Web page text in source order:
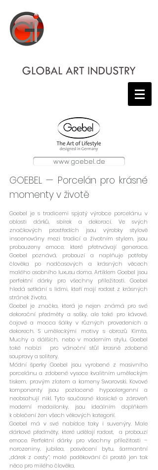
www.goebel.de
GOEBEL — Porcelán pro krásné
momenty v životě
Goebel je s tradicemi spjatý výrobce porcelánu v
oblasti dárků, sbírek a dekorací. Ve svých
značkových prostředích jsou výrobky stylově
inscenovány mezi tradicí a životním stylem, jsou
probouzeny emoce, které přetrvávají generace.
Goebel poznává, probouzí a naplňuje potřeby
člověka po nadčasových a krásných věcech
malého osobního luxusu doma. Artiklem Goebel jsou
perfektní dárky pro všechny příležitosti. Goebel
hledá setkání s lidmi, kteří mají radost z krásných
stránek života.
Goebel je značka, která je nejen známá pro své
dekorační předměty a sošky, ale také pro kávové,
čajové a mocca šálky v různých provedeních a
dekorech. S uměleckými motivy s obrazů Kimta,
Muchy a dálších, nebo v moderním stylu. Goebel
také nabízi pro vánoční stůl krasně zdobené
soupravy a solitery.
Módní šperky Goebel jsou vyrobené z masivního
porcelánu a zdobené vysoce kvalitním uměleckým
tiskem, pravým zlatem a kameny Swarovski. Kovové
komponenty jsou pozlacené hypoalergenní a
neobsahují nikl. Tyto současné klasické a zároveň
moderní medailonky, jsou ideálním doplňkem
k oblečení žen všech věkových kategorií.
Goebel má v své nabídce taky i suvenýry. Male
dárkové předměty, které udělají radost, a probouzí
emoce. Perfektní dárky pro všechny příležitosti –
narozeniny, jubilea, posvěcení bytu, šarmantní
„dárek z cesty“, malé poděkování či prostě jen tak
něco pro milého člověka.